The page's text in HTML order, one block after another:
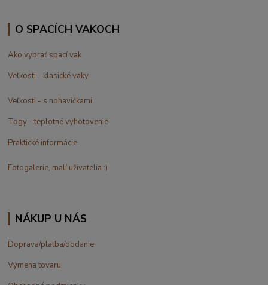
O SPACÍCH VAKOCH
Ako vybrať spací vak
Veľkosti - klasické vaky
Veľkosti - s nohavičkami
Togy - teplotné vyhotovenie
Praktické informácie
Fotogalerie, malí uživatelia :)
NÁKUP U NÁS
Doprava/platba/dodanie
Výmena tovaru